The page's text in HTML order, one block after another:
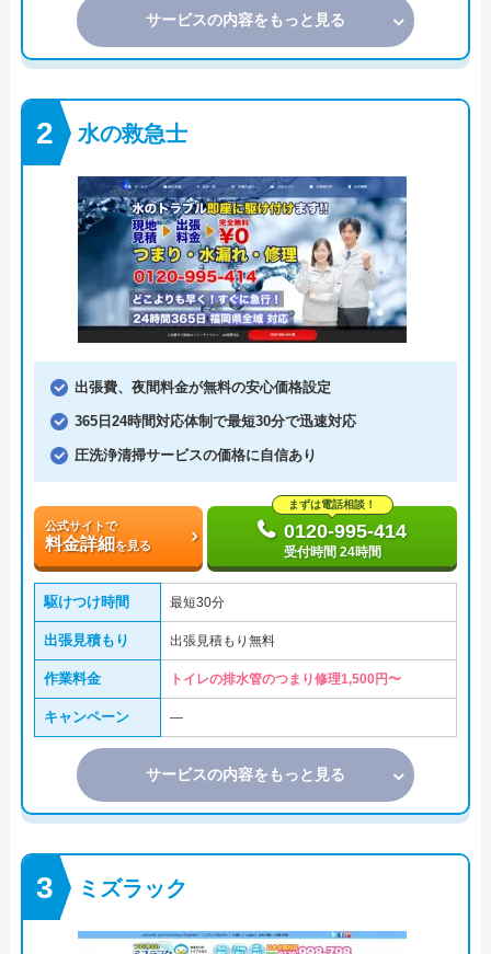
サービスの内容をもっと見る
水の救急士
出張費、夜間料金が無料の安心価格設定
365日24時間対応体制で最短30分で迅速対応
圧洗浄清掃サービスの価格に自信あり
公式サイトで
料金詳細を見る
まずは電話相談！
0120-995-414
受付時間 24時間
駆けつけ時間 最短30分
出張見積もり 出張見積もり無料
作業料金 トイレの排水管のつまり修理1,500円〜
キャンペーン ―
サービスの内容をもっと見る
ミズラック